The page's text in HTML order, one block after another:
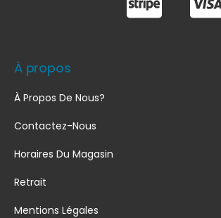
À propos
À Propos De Nous?
Contactez-Nous
Horaires Du Magasin
Retrait
Mentions Légales